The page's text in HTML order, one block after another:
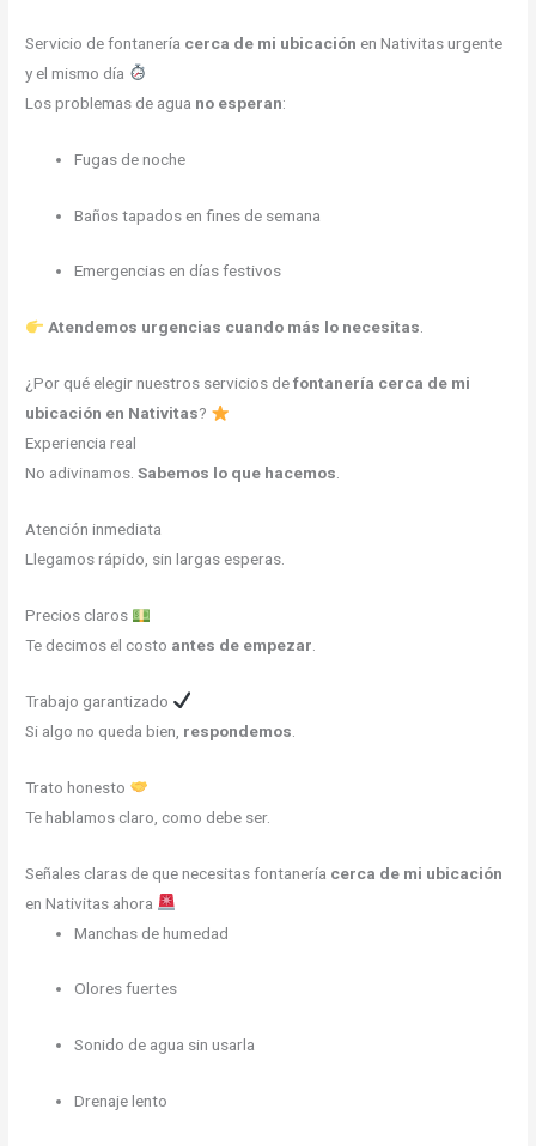
Servicio de fontanería cerca de mi ubicación en Nativitas urgente
y el mismo día
Los problemas de agua no esperan:
Fugas de noche
Baños tapados en fines de semana
Emergencias en días festivos
Atendemos urgencias cuando más lo necesitas.
¿Por qué elegir nuestros servicios defontanería cerca de mi
ubicación en Nativitas?
Experiencia real
No adivinamos.Sabemos lo que hacemos
Atención inmediata
Llegamos rápido, sin largas esperas.
Precios claros
Te decimos el costo antes de empezar
Trabajo garantizado
Si algo no queda bien, respondemos
Trato honesto
Te hablamos claro, como debe ser.
Señales claras de que necesitas fontanería cerca de mi ubicación
en Nativitas ahora
Manchas de humedad
Olores fuertes
Sonido de agua sin usarla
Drenaje lento